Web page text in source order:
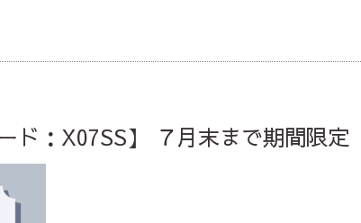
ド：X07SS】 ７月末まで期間限定